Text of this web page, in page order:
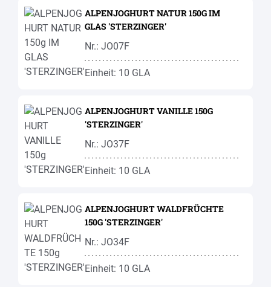
ALPENJOGHURT NATUR 150G IM
GLAS 'STERZINGER'
Nr.: JO07F
Einheit: 10 GLA
ALPENJOGHURT VANILLE 150G
'STERZINGER'
Nr.: JO37F
Einheit: 10 GLA
ALPENJOGHURT WALDFRÜCHTE
150G 'STERZINGER'
Nr.: JO34F
Einheit: 10 GLA